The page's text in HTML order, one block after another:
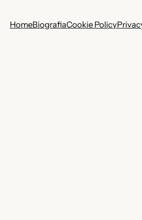
HomeBiografiaCookie Policy